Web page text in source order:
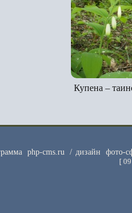
Купена –
php-cms.ru / дизайн
фото-
[